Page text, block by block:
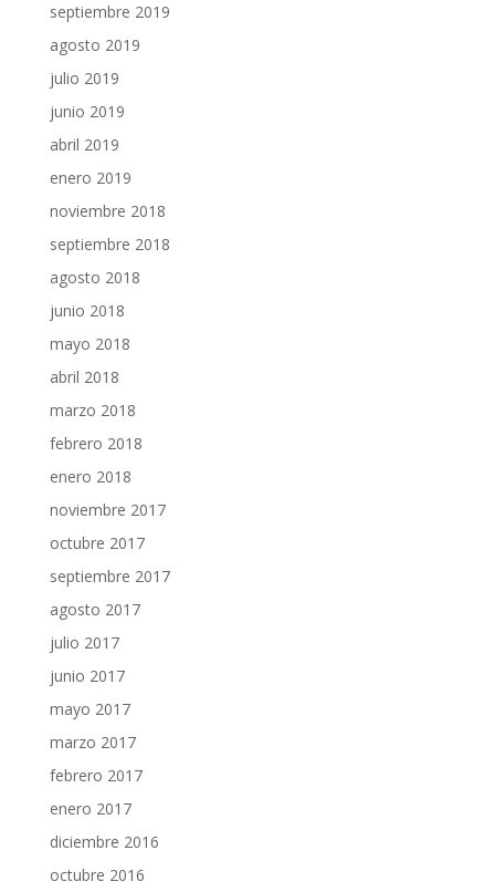
septiembre 2019
agosto 2019
julio 2019
junio 2019
abril 2019
enero 2019
noviembre 2018
septiembre 2018
agosto 2018
junio 2018
mayo 2018
abril 2018
marzo 2018
febrero 2018
enero 2018
noviembre 2017
octubre 2017
septiembre 2017
agosto 2017
julio 2017
junio 2017
mayo 2017
marzo 2017
febrero 2017
enero 2017
diciembre 2016
octubre 2016